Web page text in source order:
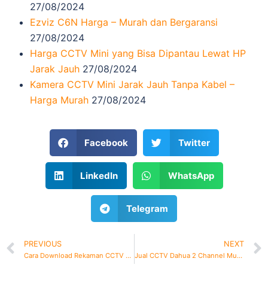
27/08/2024
Ezviz C6N Harga – Murah dan Bergaransi
27/08/2024
Harga CCTV Mini yang Bisa Dipantau Lewat HP
Jarak Jauh 27/08/2024
Kamera CCTV Mini Jarak Jauh Tanpa Kabel –
Harga Murah 27/08/2024
Facebook Twitter
LinkedIn WhatsApp
Telegram
PREVIOUS
Cara Download Rekaman CCTV Ezviz dengan Mudah
NEXT
Jual CCTV Dahua 2 Channel Murah